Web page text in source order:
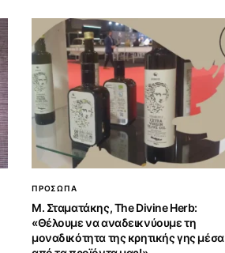
ΠΡΟΣΩΠΑ
Μ. Σταματάκης, The Divine Herb:
«Θέλουμε να αναδεικνύουμε τη
μοναδικότητα της κρητικής γης μέσα